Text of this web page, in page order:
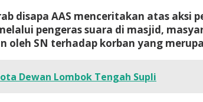
disapa AAS menceritakan atas
pengeras suara di masjid,
oleh SN terhadap korban yang
Dewan Lombok Tengah Supli